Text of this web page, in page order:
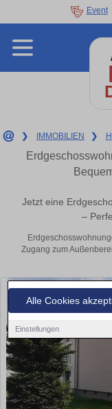
Alle Cookies
Einstellungen
Event
❯ IMMOBILIEN ❯
Jetzt eine
–
Zugang zum